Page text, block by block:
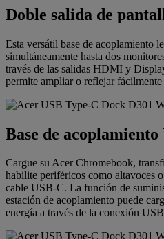
Doble salida de
Esta versátil base de acoplamiento
simultáneamente hasta dos
través de las salidas HDMI y
permite ampliar o reflejar
Base de
Cargue su Acer Chromebook,
habilite periféricos como altavoces
cable USB-C. La función de
estación de acoplamiento puede
energía a través de la conexión